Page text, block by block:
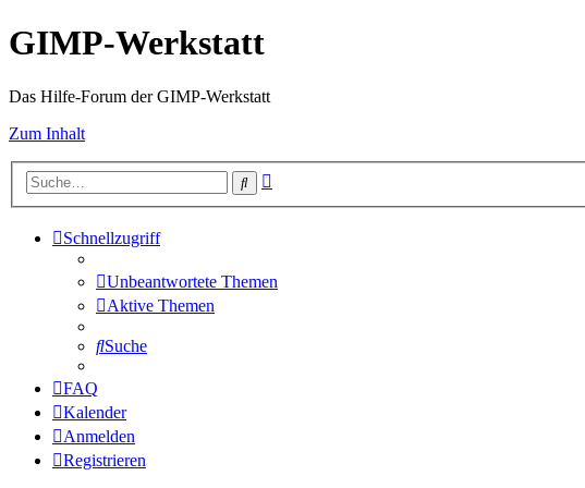
GIMP-Werkstatt
Das Hilfe-Forum der GIMP-Werkstatt
Zum Inhalt
Suche
Schnellzugriff
Unbeantwortete Themen
Aktive Themen
Suche
FAQ
Kalender
Anmelden
Registrieren